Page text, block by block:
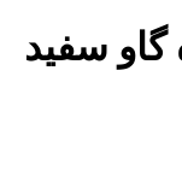
گاو سفید